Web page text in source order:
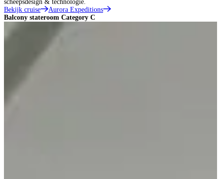
scheepsdesign & technologie.
Bekijk cruise
Aurora Expeditions
Balcony stateroom Category C